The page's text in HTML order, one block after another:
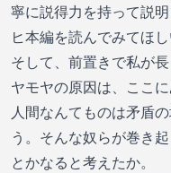
寧に説得力を持って説
ヒ本編を読んでみてほ
そして、前置きで私が
ヤモヤの原因は、ここ
人間なんてものは矛盾
う。そんな奴らが巻き
とかなると考えたか。